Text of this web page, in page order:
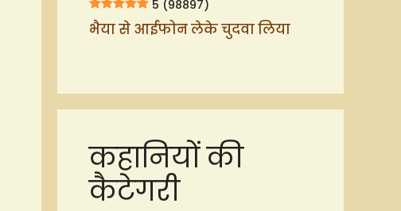
5 (98897)
भैया से आईफोन लेके चुदवा लिया
कहानियों की
कैटेगरी